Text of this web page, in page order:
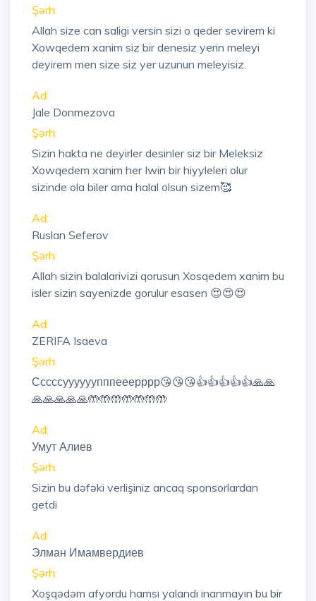
Şərh:
Allah size can saligi versin sizi o qeder sevirem ki
Xowqedem xanim siz bir denesiz yerin meleyi
deyirem men size siz yer uzunun meleyisiz.
Ad:
Jale Donmezova
Şərh:
Sizin hakta ne deyirler desinler siz bir Meleksiz
Xowqedem xanim her Iwin bir hiyyleleri olur
sizinde ola biler ama halal olsun sizem🥰
Ad:
Ruslan Seferov
Şərh:
Allah sizin balalarivizi qorusun Xosqedem xanim bu
isler sizin sayenizde gorulur esasen 😍😍😍
Ad:
ZERIFA Isaeva
Şərh:
Сссссуууууупппееерррр😘😘😘👍👍👍👍👍🙏🙏
🙏🙏🙏🙏🙏🤲🤲🤲🤲🤲🤲🤲
Ad:
Умут Алиев
Şərh:
Sizin bu dəfəki verlişiniz ancaq sponsorlardan
getdi
Ad:
Элман Имамвердиев
Şərh:
Xoşqədəm afyordu hamsı yalandı inanmayın bu bir